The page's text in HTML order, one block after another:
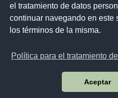
el tratamiento de datos
continuar navegando en este
los términos de la misma.
Política para el tratamiento
Aceptar
Sistema Nacional
Código postal: 090205
Teléfono: